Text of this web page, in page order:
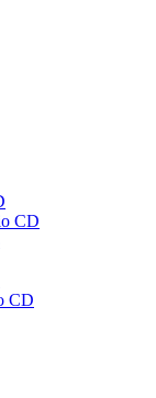
CD
CD